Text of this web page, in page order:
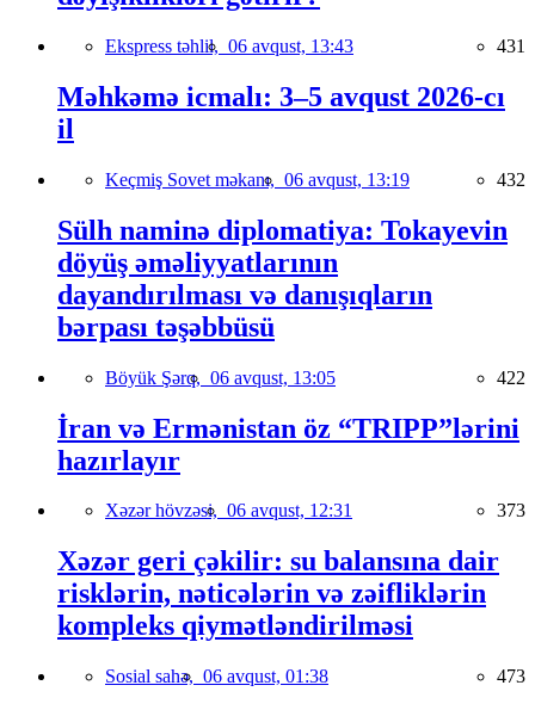
Ekspress təhlil, 06 avqust, 13:43 431
Məhkəmə icmalı: 3–5 avqust 2026-cı
il
Keçmiş Sovet məkanı, 06 avqust, 13:19 432
Sülh naminə diplomatiya: Tokayevin
döyüş əməliyyatlarının
dayandırılması və danışıqların
bərpası təşəbbüsü
Böyük Şərq, 06 avqust, 13:05 422
İran və Ermənistan öz “TRIPP”lərini
hazırlayır
Xəzər hövzəsi, 06 avqust, 12:31 373
Xəzər geri çəkilir: su balansına dair
risklərin, nəticələrin və zəifliklərin
kompleks qiymətləndirilməsi
Sosial sahə, 06 avqust, 01:38 473